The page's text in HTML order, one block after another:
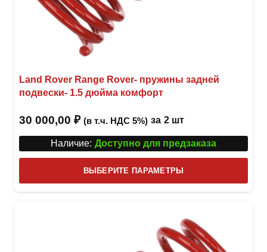
Land Rover Range Rover- пружины задней
подвески- 1.5 дюйма комфорт
30 000,00 ₽ (в т.ч. НДС 5%) за 2 шт
Наличие: Доступно для предзаказа
ВЫБЕРИТЕ ПАРАМЕТРЫ
товар